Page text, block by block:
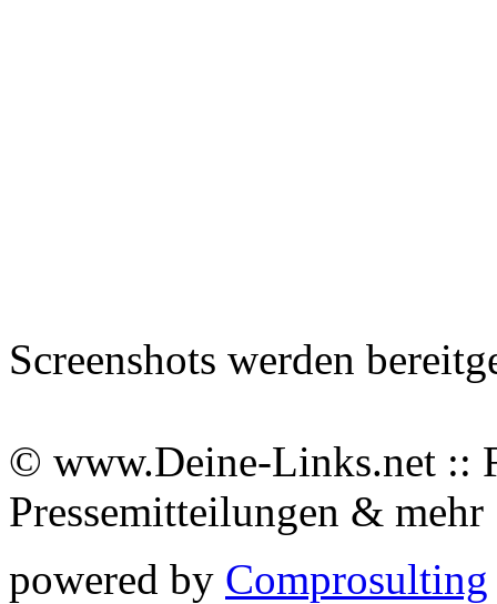
Screenshots werden
© www.Deine-Links.net ::
Pressemitteilungen &
powered by Comprosulting